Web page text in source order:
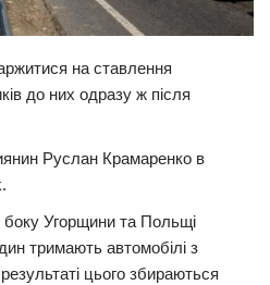
на ставлення
до них одразу ж після
Руслан Крамаренко в
боку Угорщини та Польщі
тримають автомобілі з
цього збираються